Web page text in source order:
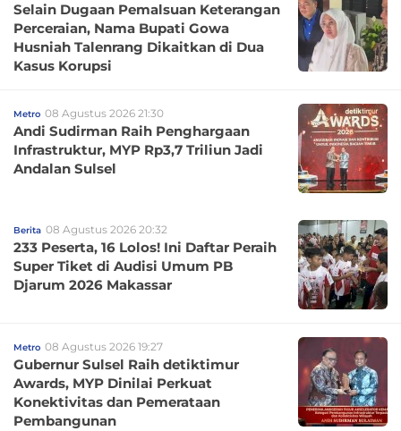
Selain Dugaan Pemalsuan Keterangan
Perceraian, Nama Bupati Gowa
Husniah Talenrang Dikaitkan di Dua
Kasus Korupsi
Metro 08 Agustus 2026 21:30
Andi Sudirman Raih Penghargaan
Infrastruktur, MYP Rp3,7 Triliun Jadi
Andalan Sulsel
Berita 08 Agustus 2026 20:32
233 Peserta, 16 Lolos! Ini Daftar Peraih
Super Tiket di Audisi Umum PB
Djarum 2026 Makassar
Metro 08 Agustus 2026 19:27
Gubernur Sulsel Raih detiktimur
Awards, MYP Dinilai Perkuat
Konektivitas dan Pemerataan
Pembangunan